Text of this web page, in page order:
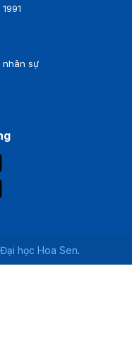
nhân sự
học Hoa Sen.